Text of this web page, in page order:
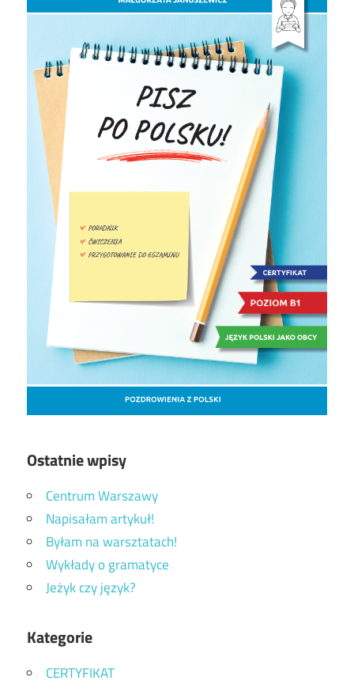
Ostatnie wpisy
Centrum Warszawy
Napisałam artykuł!
Byłam na warsztatach!
Wykłady o gramatyce
Jeżyk czy język?
Kategorie
CERTYFIKAT